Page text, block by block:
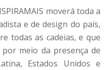
moverá toda a
e de design do país,
todas as cadeias, e que
meio da presença de
Estados Unidos e